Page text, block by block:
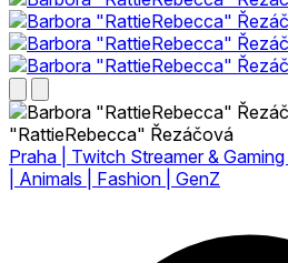
"RattieRebecca" Řezáčová
Praha | Twitch Streamer &
| Animals | Fashion | GenZ